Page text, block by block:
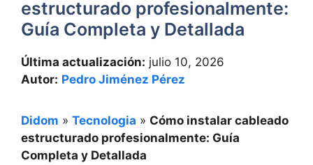
estructurado profesionalmente:
Guía Completa y Detallada
Última actualización: julio 10, 2026
Autor: Pedro Jiménez Pérez
Didom » Tecnologia » Cómo instalar cableado
estructurado profesionalmente: Guía
Completa y Detallada